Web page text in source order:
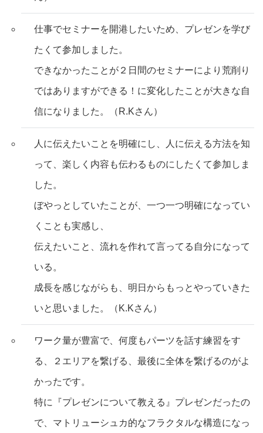
仕事でセミナーを開港したいため、プレゼンを学び
たくて参加しました。
できなかったことが２日間のセミナーにより荒削り
ではありますができる！に変化したことが大きな自
信になりました。（R.Kさん）
人に伝えたいことを明確にし、人に伝える方法を知
って、楽しく内容も伝わるものにしたくて参加しま
した。
ぼやっとしていたことが、一つ一つ明確になってい
くことも実感し、
伝えたいこと、流れを作れて言ってる自分になって
いる。
成長を感じながらも、明日からもっとやっていきた
いと思いました。（K.Kさん）
ワーク量が豊富で、何度もパーツを話す練習をす
る、２エリアを繋げる、最後に全体を繋げるのがよ
かったです。
特に『プレゼンについて教える』プレゼンだったの
で、マトリューシュカ的なフラクタルな構造になっ